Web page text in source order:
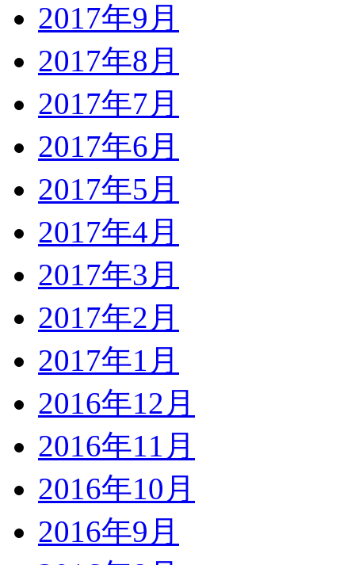
2017年9月
2017年8月
2017年7月
2017年6月
2017年5月
2017年4月
2017年3月
2017年2月
2017年1月
2016年12月
2016年11月
2016年10月
2016年9月